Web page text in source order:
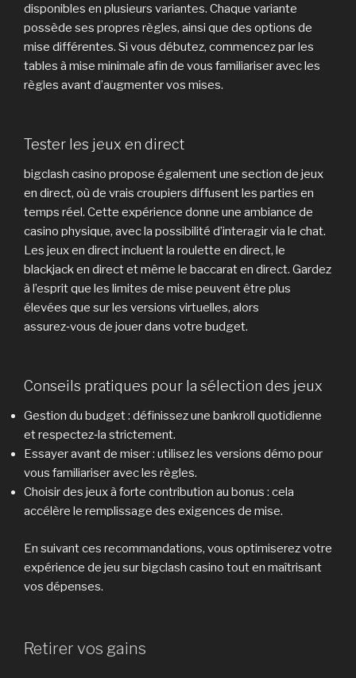
disponibles en plusieurs variantes. Chaque variante
possède ses propres règles, ainsi que des options de
mise différentes. Si vous débutez, commencez par les
tables à mise minimale afin de vous familiariser avec les
règles avant d’augmenter vos mises.
Tester les jeux en direct
bigclash casino propose également une section de jeux
en direct, où de vrais croupiers diffusent les parties en
temps réel. Cette expérience donne une ambiance de
casino physique, avec la possibilité d’interagir via le chat.
Les jeux en direct incluent la roulette en direct, le
blackjack en direct et même le baccarat en direct. Gardez
à l’esprit que les limites de mise peuvent être plus
élevées que sur les versions virtuelles, alors
assurez‑vous de jouer dans votre budget.
Conseils pratiques pour la sélection des jeux
Gestion du budget : définissez une bankroll quotidienne
et respectez‑la strictement.
Essayer avant de miser : utilisez les versions démo pour
vous familiariser avec les règles.
Choisir des jeux à forte contribution au bonus : cela
accélère le remplissage des exigences de mise.
En suivant ces recommandations, vous optimiserez votre
expérience de jeu sur bigclash casino tout en maîtrisant
vos dépenses.
Retirer vos gains